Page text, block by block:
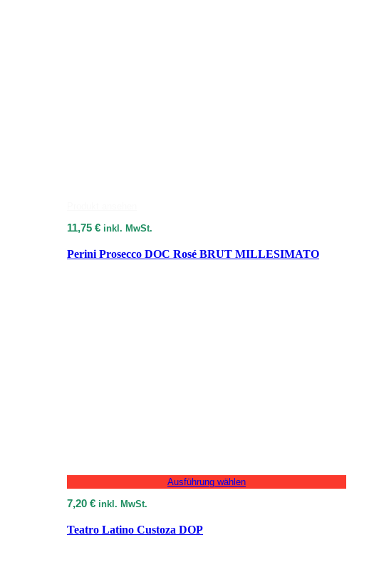
11,75 € inkl. MwSt.
Perini Prosecco DOC Rosé BRUT MILLESIMATO
Ausführung wählen
7,20 € inkl. MwSt.
Teatro Latino Custoza DOP